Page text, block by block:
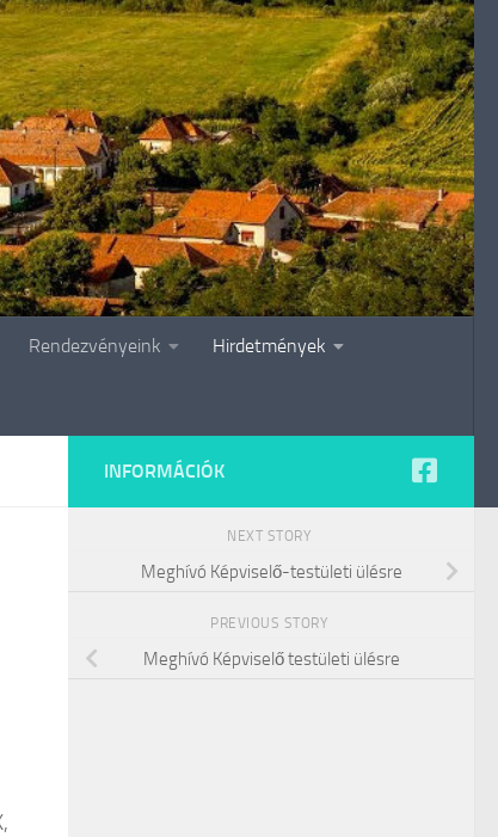
Rendezvényeink Hirdetmények
INFORMÁCIÓK
NEXT STORY
Meghívó Képviselő-testületi ülésre
PREVIOUS STORY
Meghívó Képviselő testületi ülésre